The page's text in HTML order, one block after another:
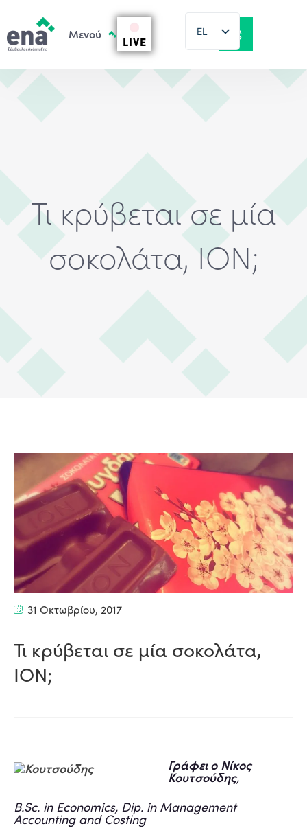
LIVE
EL
EN
Τι κρύβεται σε μία
σοκολάτα, ΙΟΝ;
31 Οκτωβρίου, 2017
Τι κρύβεται σε μία σοκολάτα,
ΙΟΝ;
Γράφει ο Νίκος
Κουτσούδης,
B.Sc. in Economics, Dip. in Management
Accounting and Costing